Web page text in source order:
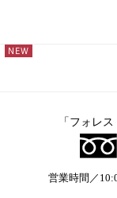
「フォレ
営業時間／